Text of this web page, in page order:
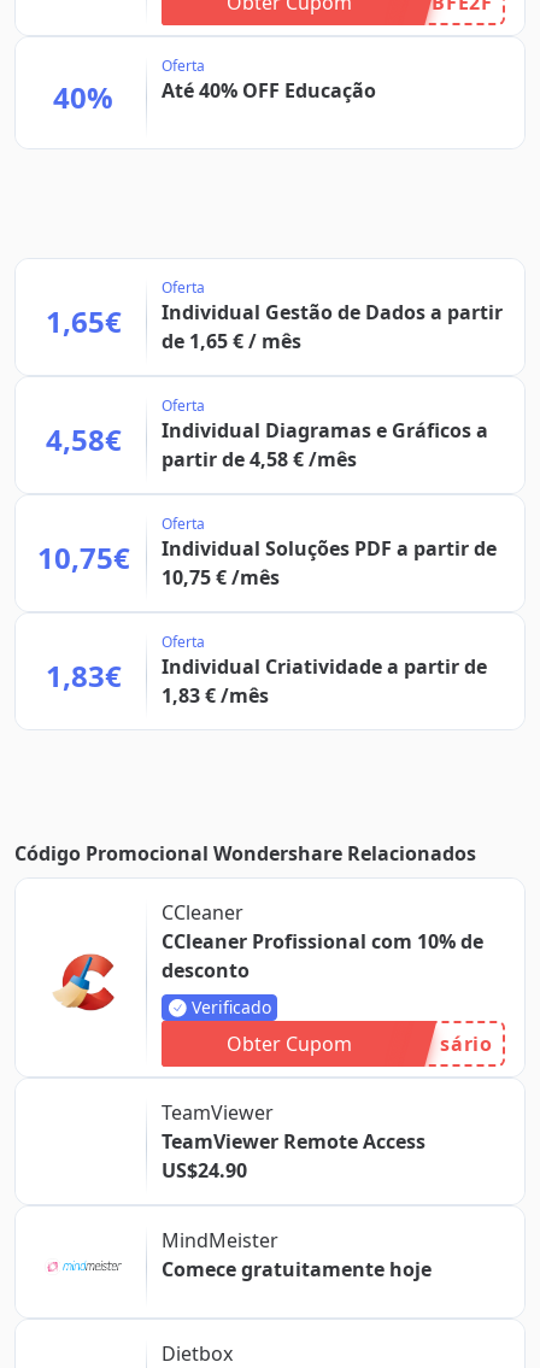
40%
Oferta
Até 40% OFF Educação
1,65€
Oferta
Individual Gestão de Dados a partir
de 1,65 € / mês
4,58€
Oferta
Individual Diagramas e Gráficos a
partir de 4,58 € /mês
10,75€
Oferta
Individual Soluções PDF a partir de
10,75 € /mês
1,83€
Oferta
Individual Criatividade a partir de
1,83 € /mês
Código Promocional Wondershare Relacionados
CCleaner
CCleaner Profissional com 10% de
desconto
Verificado
Obter Cupom sário
TeamViewer
TeamViewer Remote Access
US$24.90
MindMeister
Comece gratuitamente hoje
Dietbox